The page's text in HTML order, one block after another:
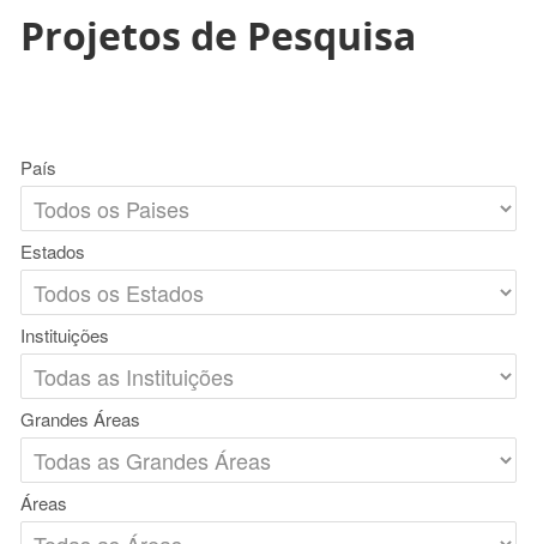
Projetos de Pesquisa
País
Estados
Instituições
Grandes Áreas
Áreas